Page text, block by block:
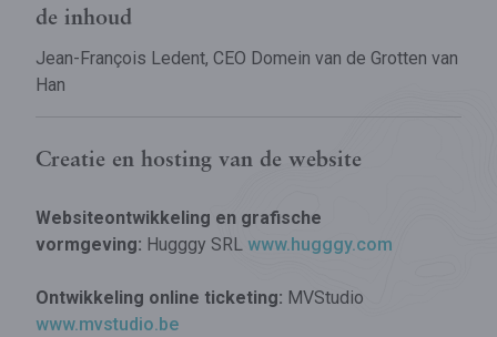
de inhoud
Jean-François Ledent, CEO Domein van de Grotten van
Han
Creatie en hosting van de website
Websiteontwikkeling en grafische
vormgeving: Hugggy SRL www.hugggy.com
Ontwikkeling online ticketing: MVStudio
www.mvstudio.be